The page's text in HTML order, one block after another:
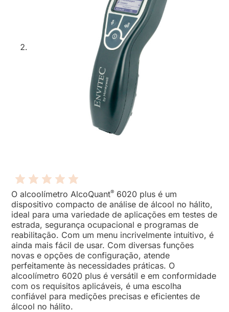
O alcoolímetro AlcoQuant® 6020 plus é um
dispositivo compacto de análise de álcool no hálito,
ideal para uma variedade de aplicações em testes de
estrada, segurança ocupacional e programas de
reabilitação. Com um menu incrivelmente intuitivo, é
ainda mais fácil de usar. Com diversas funções
novas e opções de configuração, atende
perfeitamente às necessidades práticas. O
alcoolímetro 6020 plus é versátil e em conformidade
com os requisitos aplicáveis, é uma escolha
confiável para medições precisas e eficientes de
álcool no hálito.